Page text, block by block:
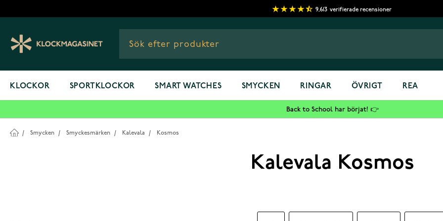
9,613 verifierade recensioner
KLOCKOR SPORTKLOCKOR SMART WATCHES SMYCKEN RINGAR ÖVRIGT REA
Back to School har börjat! 👉
/ Smycken / Smyckesmärken / Kalevala / Kosmos
Kalevala Kosmos